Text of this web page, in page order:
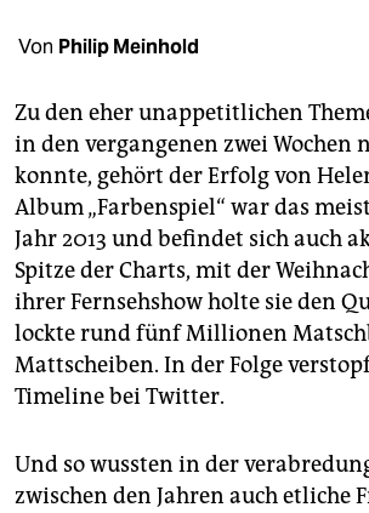
shop
fragen & hilfe
unterstützen
abo
genossenschaft
epaper login
Von Philip Meinhold
Zu den eher unappetitlichen
in den vergangenen zwei Wochen
konnte, gehört der Erfolg von
Album „Farbenspiel“ war das
Jahr 2013 und befindet sich auch
Spitze der Charts, mit der
ihrer Fernsehshow holte sie den
lockte rund fünf Millionen
Mattscheiben. In der Folge
Timeline bei Twitter.
Und so wussten in der
zwischen den Jahren auch etliche